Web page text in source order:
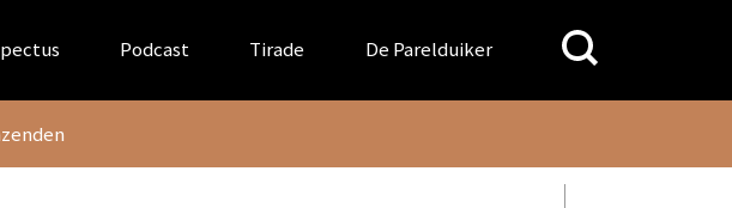
Podcast Tirade De Parelduiker
Search
for: